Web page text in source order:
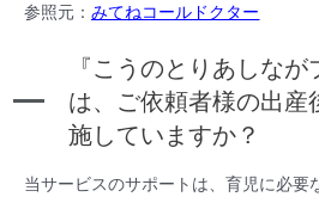
参照元：みてねコールドクター
『こうのとりあしな
は、ご依頼者様の出産
施していますか？
当サービスのサポートは、育児に必要